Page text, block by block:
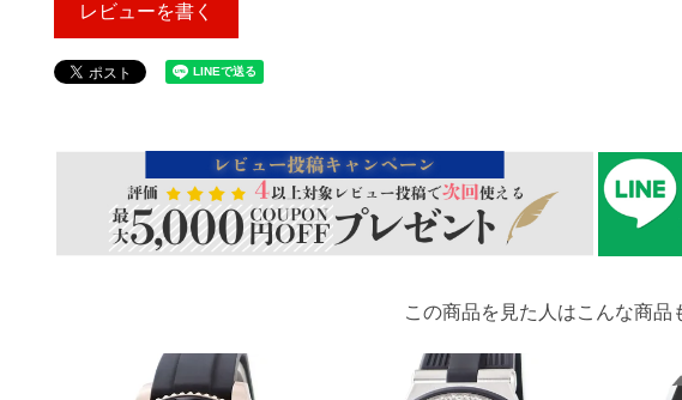
レビューを書く
この商品を見た人はこんな商品